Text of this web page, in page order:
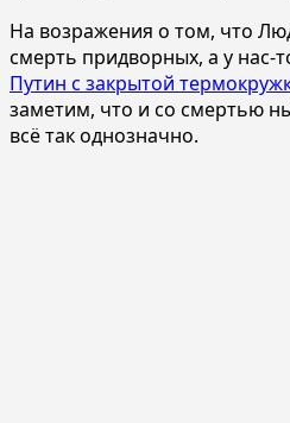
На возражения о том, что
смерть придворных, а у нас-
Путин с закрытой
заметим, что и со смертью
всё так однозначно.